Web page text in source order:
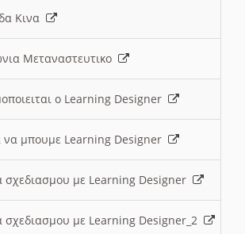
Κινα
Μεταναστευτικο
ο Learning Designer
να μπουμε Learning Designer
σχεδιασμου με Learning Designer
σχεδιασμου με Learning Designer_2